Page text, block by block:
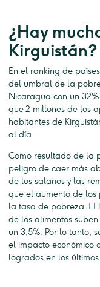
¿Hay
Kirguistán?
En el ranking de
del umbral de la
Nicaragua con un
que 2 millones de los
habitantes de
al día.
Como resultado de la
peligro de caer más
de los salarios y las
que el aumento de los
la tasa de pobreza. El
de los alimentos
un 3,5%. Por lo tanto,
el impacto económico
logrados en los